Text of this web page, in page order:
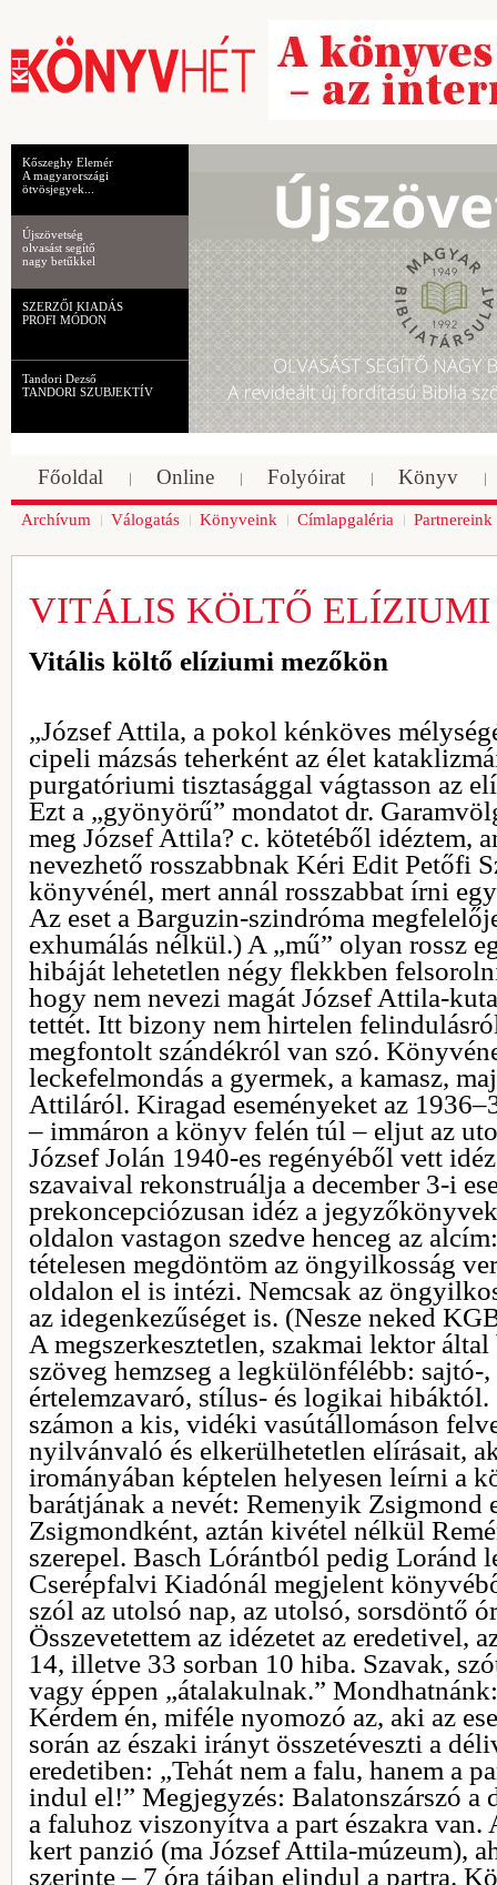
Kőszeghy Elemér
A magyarországi
ötvösjegyek...
Újszövetség
olvasást segítő
nagy betűkkel
SZERZŐI KIADÁS
PROFI MÓDON
Tandori Dezső
TANDORI SZUBJEKTÍV
Főoldal Online Folyóirat Könyv
Archívum Válogatás Könyveink Címlapgaléria Partnereink
VITÁLIS KÖLTŐ
Vitális költő elíziumi mezőkön
„József Attila, a pokol kénköves
cipeli mázsás teherként az élet
purgatóriumi tisztasággal vágtasson az
Ezt a „gyönyörű” mondatot dr.
meg József Attila? c. kötetéből idéztem,
nevezhető rosszabbnak Kéri Edit Petőfi
könyvénél, mert annál rosszabbat írni
Az eset a Barguzin-szindróma
exhumálás nélkül.) A „mű” olyan rossz
hibáját lehetetlen négy flekkben
hogy nem nevezi magát József Attila-
tettét. Itt bizony nem hirtelen
megfontolt szándékról van szó.
leckefelmondás a gyermek, a kamasz,
Attiláról. Kiragad eseményeket az
– immáron a könyv felén túl – eljut az
József Jolán 1940-es regényéből vett
szavaival rekonstruálja a december 3-i
prekoncepciózusan idéz a
oldalon vastagon szedve henceg az
tételesen megdöntöm az öngyilkosság
oldalon el is intézi. Nemcsak az
az idegenkezűséget is. (Nesze neked
A megszerkesztetlen, szakmai lektor
szöveg hemzseg a legkülönfélébb: sajtó-
értelemzavaró, stílus- és logikai
számon a kis, vidéki vasútállomáson
nyilvánvaló és elkerülhetetlen elírásait,
irományában képtelen helyesen leírni a
barátjának a nevét: Remenyik Zsigmond
Zsigmondként, aztán kivétel nélkül
szerepel. Basch Lórántból pedig Loránd
Cserépfalvi Kiadónál megjelent
szól az utolsó nap, az utolsó, sorsdöntő
Összevetettem az idézetet az eredetivel,
14, illetve 33 sorban 10 hiba. Szavak,
vagy éppen „átalakulnak.”
Kérdem én, miféle nyomozó az, aki az
során az északi irányt összetéveszti a
eredetiben: „Tehát nem a falu, hanem a
indul el!” Megjegyzés: Balatonszárszó a
a faluhoz viszonyítva a part északra
kert panzió (ma József Attila-múzeum),
szerinte – 7 óra tájban elindul a partra.